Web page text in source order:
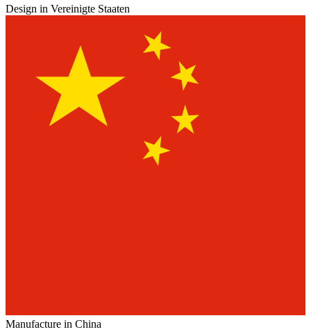
Design in Vereinigte Staaten
Manufacture in China